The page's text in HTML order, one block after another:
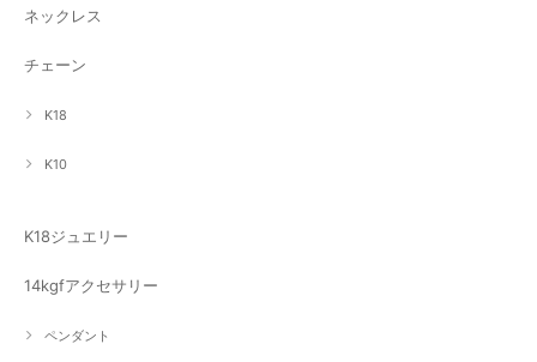
ネックレス
チェーン
K18
K10
K18ジュエリー
14kgfアクセサリー
ペンダント